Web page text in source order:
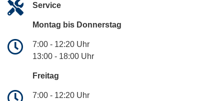
Service
Montag bis Donnerstag
7:00 - 12:20 Uhr
13:00 - 18:00 Uhr
Freitag
7:00 - 12:20 Uhr